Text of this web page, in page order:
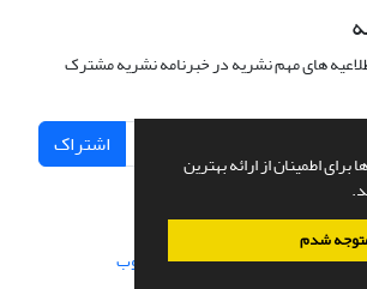
اطمینان از ارائه بهترین
شدم
های مهم نشریه در خبرنامه نشریه مشترک
اشتراک
علمی.طراحی و پیاده سازی از سیناوب